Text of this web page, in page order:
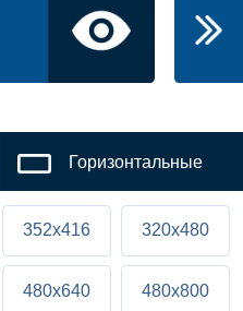
Горизонтальные
352x416 320x480
480x640 480x800